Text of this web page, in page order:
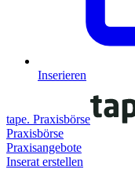
Inserieren
tape. Praxisbörse
Praxisbörse
Praxisangebote
Inserat erstellen